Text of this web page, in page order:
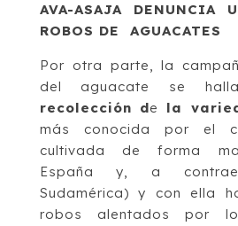
AVA-ASAJA DENUNCIA
ROBOS DE AGUACATES
Por otra parte, la
del aguacate se
recolección de la
más conocida por el
cultivada de forma
España y, a
Sudamérica) y con ella
robos alentados por